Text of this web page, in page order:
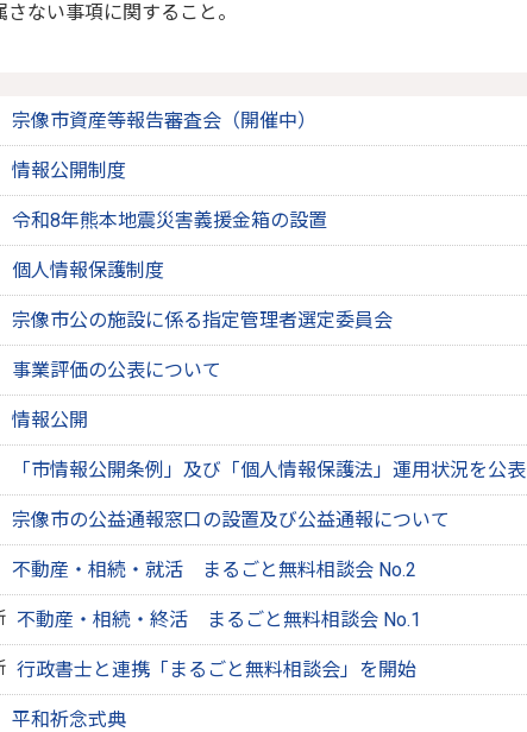
ない事項に関すること。
宗像市資産等報告審査会（開催中）
情報公開制度
令和8年熊本地震災害義援金箱の設置
個人情報保護制度
宗像市公の施設に係る指定管理者選定委員会
事業評価の公表について
情報公開
「市情報公開条例」及び「個人情報保護法」運用状況を公表
宗像市の公益通報窓口の設置及び公益通報について
不動産・相続・就活 まるごと無料相談会 No.2
不動産・相続・終活 まるごと無料相談会 No.1
行政書士と連携「まるごと無料相談会」を開始
平和祈念式典